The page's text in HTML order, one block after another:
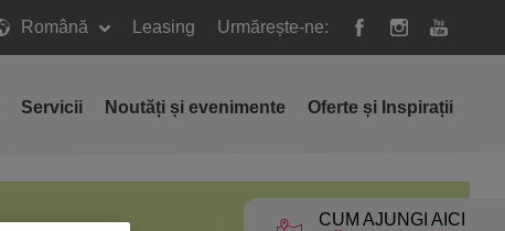
Română Leasing Urmărește-ne:
CUM AJUNGI AICI
Servicii Noutăți și evenimente Oferte și Inspirații